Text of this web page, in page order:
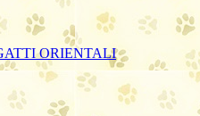
ORIENTALI